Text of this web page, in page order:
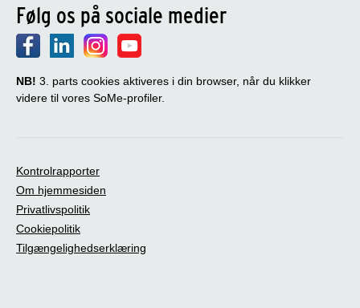
Følg os på sociale medier
NB! 3. parts cookies aktiveres i din browser, når du klikker
videre til vores SoMe-profiler.
Kontrolrapporter
Om hjemmesiden
Privatlivspolitik
Cookiepolitik
Tilgængelighedserklæring